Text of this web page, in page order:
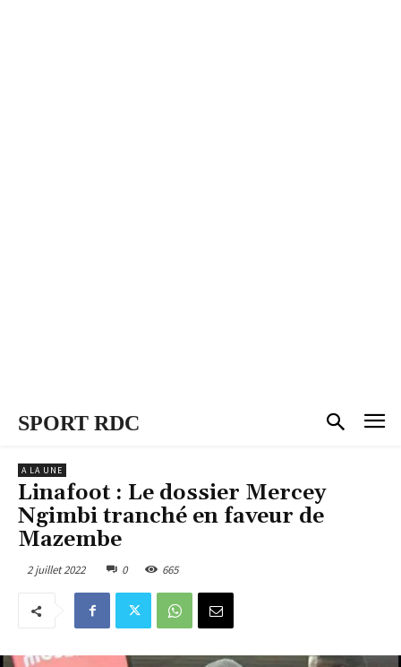
SPORT RDC
A LA UNE
Linafoot : Le dossier Mercey
Ngimbi tranché en faveur de
Mazembe
2 juillet 2022 0 665